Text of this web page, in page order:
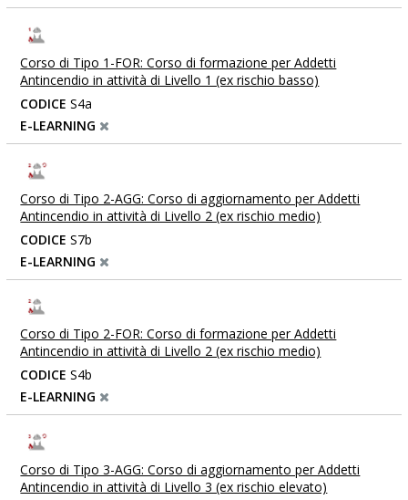
Corso di Tipo 1-FOR: Corso di formazione per Addetti
Antincendio in attività di Livello 1 (ex rischio basso)
CODICE S4a
E-LEARNING
Corso di Tipo 2-AGG: Corso di aggiornamento per Addetti
Antincendio in attività di Livello 2 (ex rischio medio)
CODICE S7b
E-LEARNING
Corso di Tipo 2-FOR: Corso di formazione per Addetti
Antincendio in attività di Livello 2 (ex rischio medio)
CODICE S4b
E-LEARNING
Corso di Tipo 3-AGG: Corso di aggiornamento per Addetti
Antincendio in attività di Livello 3 (ex rischio elevato)